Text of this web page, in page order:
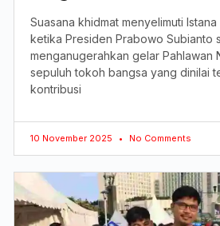
Suasana khidmat menyelimuti
ketika Presiden Prabowo Subianto
menganugerahkan gelar Pahlawan
sepuluh tokoh bangsa yang dinilai
kontribusi
10 November 2025 No Comments